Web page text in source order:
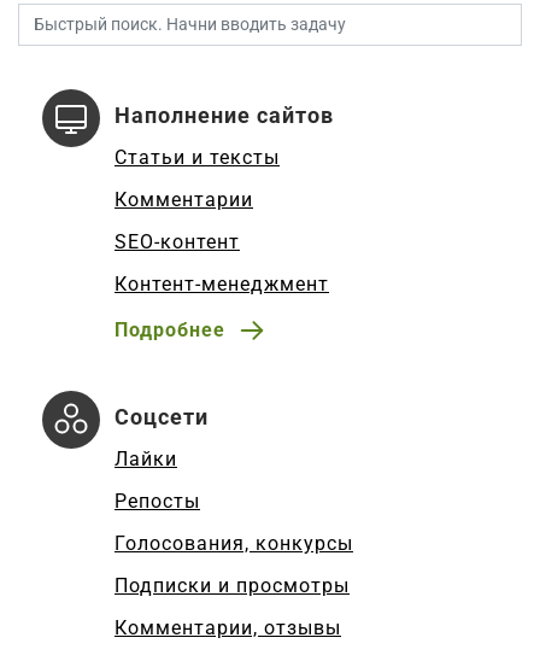
Наполнение сайтов
Статьи и тексты
Комментарии
SEO-контент
Контент-менеджмент
Подробнее
Соцсети
Лайки
Репосты
Голосования, конкурсы
Подписки и просмотры
Комментарии, отзывы